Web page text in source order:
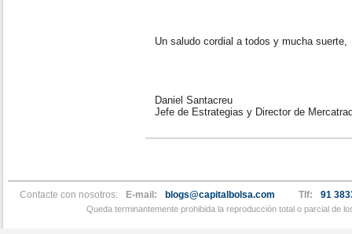
Un saludo cordial a todos y mucha suerte,
Daniel Santacreu
Jefe de Estrategias y Director de
Contacte con nosotros: E-mail: blogs@capitalbolsa.com Tlf: 91
Queda terminantemente prohibida la reproducción total o parcial de